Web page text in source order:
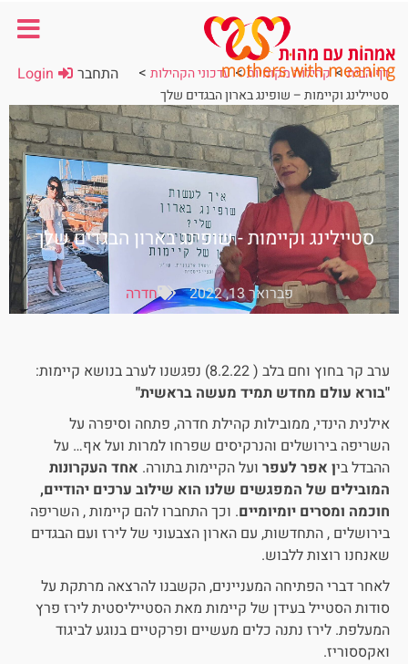
התחבר Login דף הבית > קהילות מקומיות> עדכוני הקהילות >
סטיילינג וקיימות – שופינג בארון הבגדים שלך
סטיילינג וקיימות - שופינג בארון הבגדים שלך
פברואר 13, 2022 חדרה
ערב קר בחוץ וחם בלב ( 8.2.22) נפגשנו לערב בנושא קיימות:
"בורא עולם מחדש תמיד מעשה בראשית"
אילנית הינדי, ממובילות קהילת חדרה, פתחה וסיפרה על
השריפה בירושלים והנרקיסים שפרחו למרות ועל אף… על
ההבדל בין אפר לעפר ועל הקיימות בתורה. אחד העקרונות
המובילים של המפגשים שלנו הוא שילוב ערכים יהודיים,
חוכמה ומסרים יומיומיים. וכך התחברו להם קיימות , השריפה
בירושלים , התחדשות, עם הארון הצבעוני של לירז ועם הבגדים
שאנחנו רוצות ללבוש.
לאחר דברי הפתיחה המעניינים, הקשבנו להרצאה מרתקת על
סודות הסטייל בעידן של קיימות מאת הסטייליסטית לירז פרץ
המעלפת. לירז נתנה כלים מעשיים ופרקטיים בנוגע לביגוד
ואקססוריז.